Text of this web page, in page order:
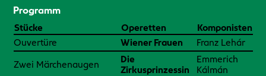
Programm
Stücke Operetten
Komponisten
Ouvertüre
Wiener Frauen Franz Lehár
Zwei Märchenaugen
Die
Zirkusprinzessin
Emmerich
Kálmán